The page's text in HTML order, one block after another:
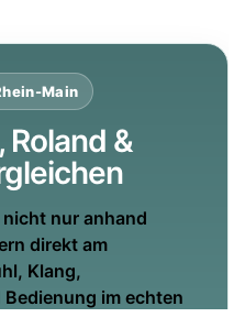
Main
Roland &
nur anhand
direkt am
Klang,
im echten